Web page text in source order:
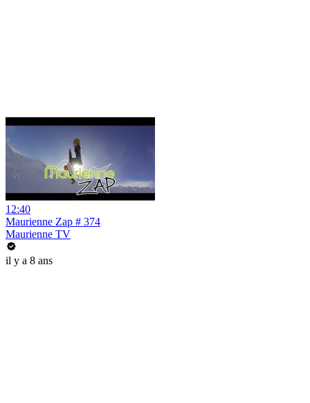
12:40
Maurienne Zap # 374
Maurienne TV
il y a 8 ans